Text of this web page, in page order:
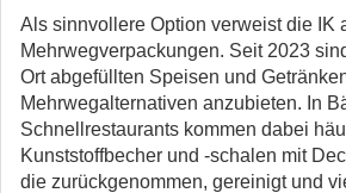
Als sinnvollere Option verweist die IK
Mehrwegverpackungen. Seit 2023
Ort abgefüllten Speisen und
Mehrwegalternativen anzubieten. In
Schnellrestaurants kommen dabei
Kunststoffbecher und -schalen mit
die zurückgenommen, gereinigt und